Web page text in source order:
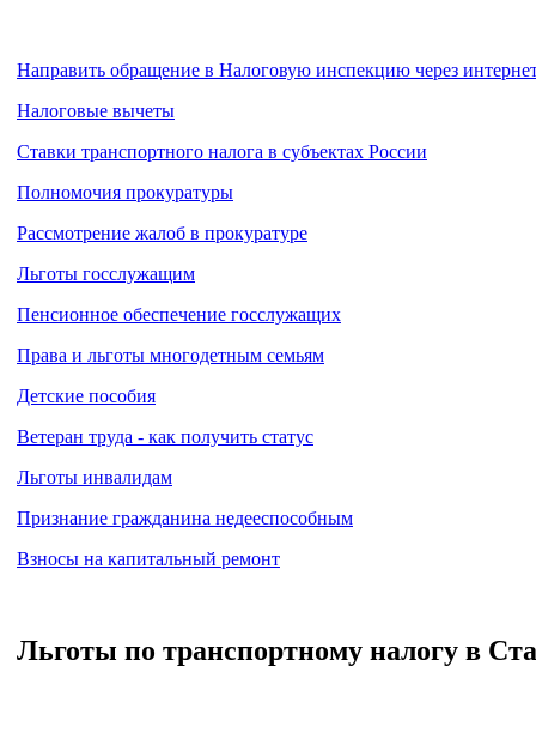
Направить обращение в Налоговую инспекцию через
Налоговые вычеты
Ставки транспортного налога в субъектах России
Полномочия прокуратуры
Рассмотрение жалоб в прокуратуре
Льготы госслужащим
Пенсионное обеспечение госслужащих
Права и льготы многодетным семьям
Детские пособия
Ветеран труда - как получить статус
Льготы инвалидам
Признание гражданина недееспособным
Взносы на капитальный ремонт
Льготы по транспортному налогу в